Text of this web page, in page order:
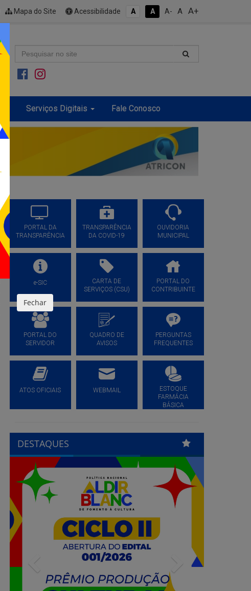
Mapa do Site Acessibilidade A A A- A A+
Serviços Digitais Fale Conosco
PORTAL DA
TRANSPARÊNCIA
TRANSPARÊNCIA
DA COVID-19
OUVIDORIA
MUNICIPAL
e-SIC
CARTA DE
SERVIÇOS (CSU)
PORTAL DO
CONTRIBUINTE
PORTAL DO
SERVIDOR
QUADRO DE
AVISOS
PERGUNTAS
FREQUENTES
ATOS OFICIAIS WEBMAIL
ESTOQUE
FARMÁCIA
BÁSICA
DESTAQUES
Fechar
Previous Next